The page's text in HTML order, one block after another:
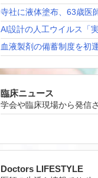
寺社に液体塗布、63歳医
AI設計の人工ウイルス「
血液製剤の備蓄制度を初
臨床ニュース
学会や臨床現場から発信
Doctors LIFESTYLE